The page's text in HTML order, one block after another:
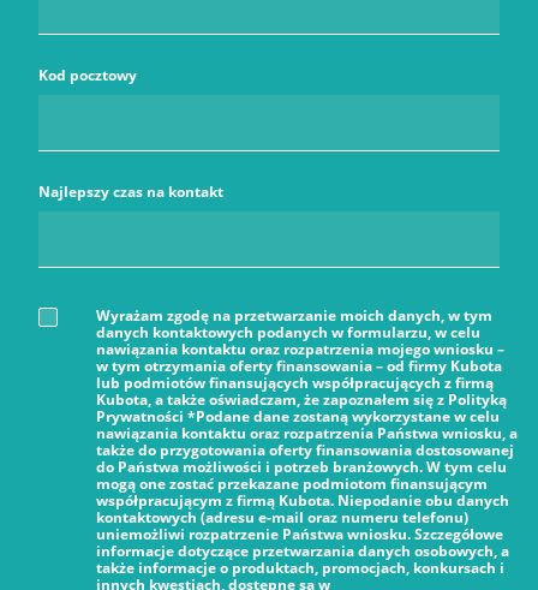
Kod pocztowy
Najlepszy czas na kontakt
Wyrażam zgodę na przetwarzanie moich danych, w tym
danych kontaktowych podanych w formularzu, w celu
nawiązania kontaktu oraz rozpatrzenia mojego wniosku –
w tym otrzymania oferty finansowania – od firmy Kubota
lub podmiotów finansujących współpracujących z firmą
Kubota, a także oświadczam, że zapoznałem się z Polityką
Prywatności *Podane dane zostaną wykorzystane w celu
nawiązania kontaktu oraz rozpatrzenia Państwa wniosku, a
także do przygotowania oferty finansowania dostosowanej
do Państwa możliwości i potrzeb branżowych. W tym celu
mogą one zostać przekazane podmiotom finansującym
współpracującym z firmą Kubota. Niepodanie obu danych
kontaktowych (adresu e-mail oraz numeru telefonu)
uniemożliwi rozpatrzenie Państwa wniosku. Szczegółowe
informacje dotyczące przetwarzania danych osobowych, a
także informacje o produktach, promocjach, konkursach i
innych kwestiach, dostępne są w